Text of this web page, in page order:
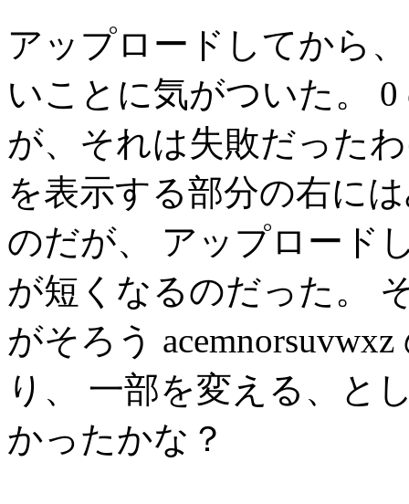
アップロードしてから
いことに気がついた。
が、それは失敗だった
を表示する部分の右に
のだが、 アップロード
が短くなるのだった。
がそろう
り、 一部を変える、と
かったかな？